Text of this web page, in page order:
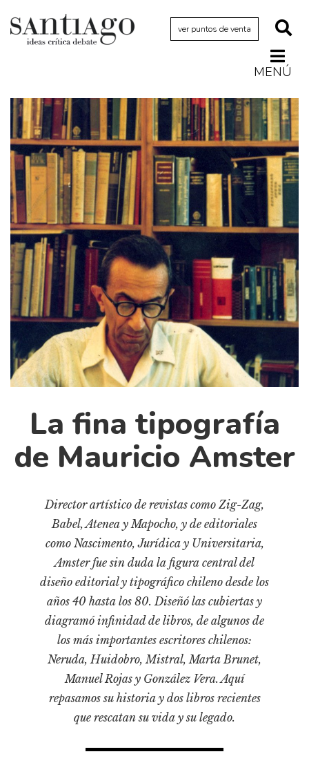
ver puntos de venta
MENÚ
Actualidad
Archivo Cenfoto-UDP
Arquetipos de situación
Artes visuales
Ciencia
Cine y televisión
Ciudad
Cómics
Críticas
Cultura
Diccionario portátil de la literatura chilena
Documentos
Fragmentos
Historia material de los libros
Lagunas mentales
Libros usados
Literatura
Medioambiente
Narrativas visuales
Pensamiento
Pensamiento ilustrado
Personajes secundarios
La fina tipografía
de Mauricio Amster
Director artístico de revistas como Zig-Zag,
Babel, Atenea y Mapocho, y de editoriales
como Nascimento, Jurídica y Universitaria,
Amster fue sin duda la figura central del
diseño editorial y tipográfico chileno desde los
años 40 hasta los 80. Diseñó las cubiertas y
diagramó infinidad de libros, de algunos de
los más importantes escritores chilenos:
Neruda, Huidobro, Mistral, Marta Brunet,
Manuel Rojas y González Vera. Aquí
repasamos su historia y dos libros recientes
que rescatan su vida y su legado.